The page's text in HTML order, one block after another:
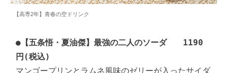
【高専2年】青春の空ドリンク
● 【五条悟・夏油傑】最強の二人のソーダ　　1190
円(税込)
マンゴープリンとラムネ風味のゼリーが入ったサイダ